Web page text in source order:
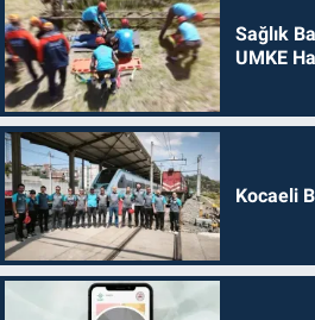
Sağlık
UMKE
Kocaeli